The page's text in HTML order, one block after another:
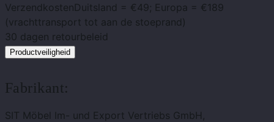
VerzendkostenDuitsland = €49; Europa = €189
(vrachttransport tot aan de stoeprand)
30 dagen retourbeleid
Productveiligheid
Fabrikant:
SIT Möbel Im- und Export Vertriebs GmbH,